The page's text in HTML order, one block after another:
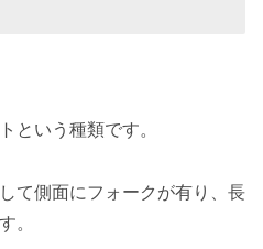
という種類です。
て側面にフォークが有り、長
。